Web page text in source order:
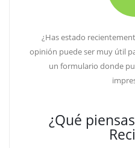
¿Has estado
opinión puede ser muy útil
un formulario donde
¿Qué